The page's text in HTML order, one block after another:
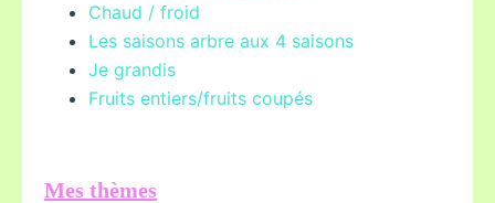
Chaud / froid
Les saisons arbre aux 4 saisons
Je grandis
Fruits entiers/fruits coupés
Mes thèmes